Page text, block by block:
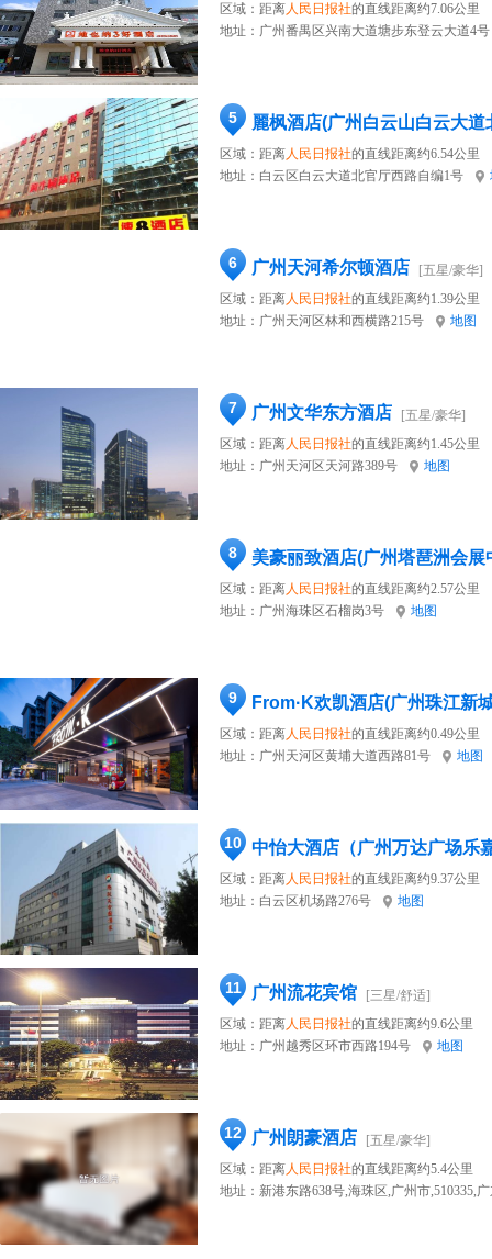
区域：距离人民日报社的直线距离约7.06公里
地址： 广州番禺区兴南大道塘步东登云大道4号
5 麗枫酒店(广州白云山白云大道
区域：距离人民日报社的直线距离约6.54公里
地址： 白云区白云大道北官厅西路自编1号
6 广州天河希尔顿酒店
[五星/豪华]
区域：距离人民日报社的直线距离约1.39公里
地址： 广州天河区林和西横路215号 地图
7 广州文华东方酒店
[五星/豪华]
区域：距离人民日报社的直线距离约1.45公里
地址： 广州天河区天河路389号 地图
8 美豪丽致酒店(广州塔琶洲会展
区域：距离人民日报社的直线距离约2.57公里
地址： 广州海珠区石榴岗3号 地图
9 From·K欢凯酒店(广州珠江新
区域：距离人民日报社的直线距离约0.49公里
地址： 广州天河区黄埔大道西路81号 地图
10 中怡大酒店（广州万达广场乐
区域：距离人民日报社的直线距离约9.37公里
地址： 白云区机场路276号 地图
11 广州流花宾馆
[三星/舒适]
区域：距离人民日报社的直线距离约9.6公里
地址： 广州越秀区环市西路194号 地图
12 广州朗豪酒店
[五星/豪华]
区域：距离人民日报社的直线距离约5.4公里
地址： 新港东路638号,海珠区,广州市,510335,